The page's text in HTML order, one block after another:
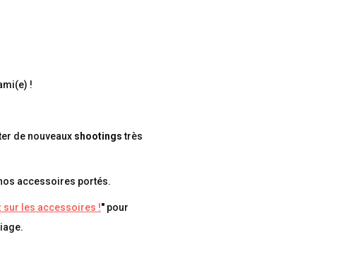
!
de nouveaux shootingstrès
accessoires portés.
sur les accessoires !" pour